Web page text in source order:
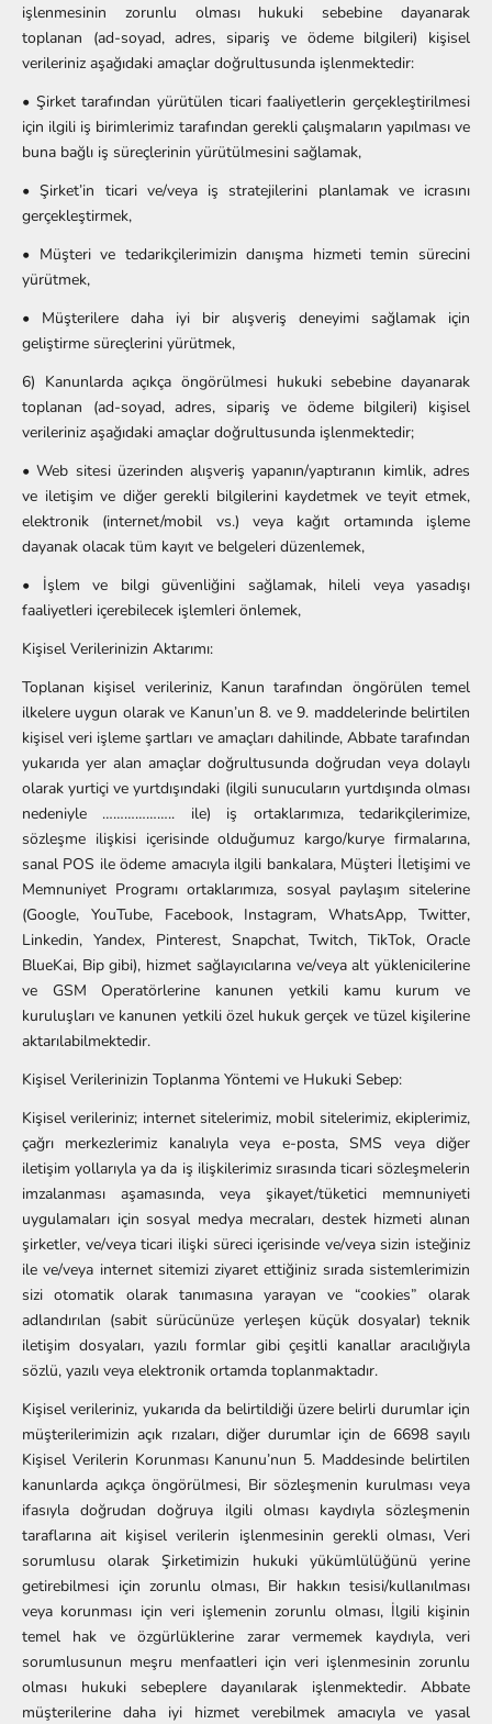
işlenmesinin zorunlu olması hukuki sebebine dayanarak
toplanan (ad-soyad, adres, sipariş ve ödeme bilgileri) kişisel
verileriniz aşağıdaki amaçlar doğrultusunda işlenmektedir:
• Şirket tarafından yürütülen ticari faaliyetlerin gerçekleştirilmesi
için ilgili iş birimlerimiz tarafından gerekli çalışmaların yapılması ve
buna bağlı iş süreçlerinin yürütülmesini sağlamak,
• Şirket’in ticari ve/veya iş stratejilerini planlamak ve icrasını
gerçekleştirmek,
• Müşteri ve tedarikçilerimizin danışma hizmeti temin sürecini
yürütmek,
• Müşterilere daha iyi bir alışveriş deneyimi sağlamak için
geliştirme süreçlerini yürütmek,
6) Kanunlarda açıkça öngörülmesi hukuki sebebine dayanarak
toplanan (ad-soyad, adres, sipariş ve ödeme bilgileri) kişisel
verileriniz aşağıdaki amaçlar doğrultusunda işlenmektedir;
• Web sitesi üzerinden alışveriş yapanın/yaptıranın kimlik, adres
ve iletişim ve diğer gerekli bilgilerini kaydetmek ve teyit etmek,
elektronik (internet/mobil vs.) veya kağıt ortamında işleme
dayanak olacak tüm kayıt ve belgeleri düzenlemek,
• İşlem ve bilgi güvenliğini sağlamak, hileli veya yasadışı
faaliyetleri içerebilecek işlemleri önlemek,
Kişisel Verilerinizin Aktarımı:
Toplanan kişisel verileriniz, Kanun tarafından öngörülen temel
ilkelere uygun olarak ve Kanun’un 8. ve 9. maddelerinde belirtilen
kişisel veri işleme şartları ve amaçları dahilinde, Abbate tarafından
yukarıda yer alan amaçlar doğrultusunda doğrudan veya dolaylı
olarak yurtiçi ve yurtdışındaki (ilgili sunucuların yurtdışında olması
nedeniyle ……………….. ile) iş ortaklarımıza, tedarikçilerimize,
sözleşme ilişkisi içerisinde olduğumuz kargo/kurye firmalarına,
sanal POS ile ödeme amacıyla ilgili bankalara, Müşteri İletişimi ve
Memnuniyet Programı ortaklarımıza, sosyal paylaşım sitelerine
(Google, YouTube, Facebook, Instagram, WhatsApp, Twitter,
Linkedin, Yandex, Pinterest, Snapchat, Twitch, TikTok, Oracle
BlueKai, Bip gibi), hizmet sağlayıcılarına ve/veya alt yüklenicilerine
ve GSM Operatörlerine kanunen yetkili kamu kurum ve
kuruluşları ve kanunen yetkili özel hukuk gerçek ve tüzel kişilerine
aktarılabilmektedir.
Kişisel Verilerinizin Toplanma Yöntemi ve Hukuki Sebep:
Kişisel verileriniz; internet sitelerimiz, mobil sitelerimiz, ekiplerimiz,
çağrı merkezlerimiz kanalıyla veya e-posta, SMS veya diğer
iletişim yollarıyla ya da iş ilişkilerimiz sırasında ticari sözleşmelerin
imzalanması aşamasında, veya şikayet/tüketici memnuniyeti
uygulamaları için sosyal medya mecraları, destek hizmeti alınan
şirketler, ve/veya ticari ilişki süreci içerisinde ve/veya sizin isteğiniz
ile ve/veya internet sitemizi ziyaret ettiğiniz sırada sistemlerimizin
sizi otomatik olarak tanımasına yarayan ve “cookies” olarak
adlandırılan (sabit sürücünüze yerleşen küçük dosyalar) teknik
iletişim dosyaları, yazılı formlar gibi çeşitli kanallar aracılığıyla
sözlü, yazılı veya elektronik ortamda toplanmaktadır.
Kişisel verileriniz, yukarıda da belirtildiği üzere belirli durumlar için
müşterilerimizin açık rızaları, diğer durumlar için de 6698 sayılı
Kişisel Verilerin Korunması Kanunu’nun 5. Maddesinde belirtilen
kanunlarda açıkça öngörülmesi, Bir sözleşmenin kurulması veya
ifasıyla doğrudan doğruya ilgili olması kaydıyla sözleşmenin
taraflarına ait kişisel verilerin işlenmesinin gerekli olması, Veri
sorumlusu olarak Şirketimizin hukuki yükümlülüğünü yerine
getirebilmesi için zorunlu olması, Bir hakkın tesisi/kullanılması
veya korunması için veri işlemenin zorunlu olması, İlgili kişinin
temel hak ve özgürlüklerine zarar vermemek kaydıyla, veri
sorumlusunun meşru menfaatleri için veri işlenmesinin zorunlu
olması hukuki sebeplere dayanılarak işlenmektedir. Abbate
müşterilerine daha iyi hizmet verebilmek amacıyla ve yasal